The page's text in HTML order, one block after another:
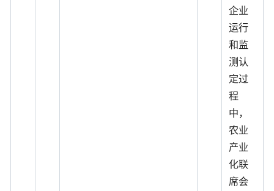
企业
运行
和监
测认
定过
程
中，
农业
产业
化联
席会